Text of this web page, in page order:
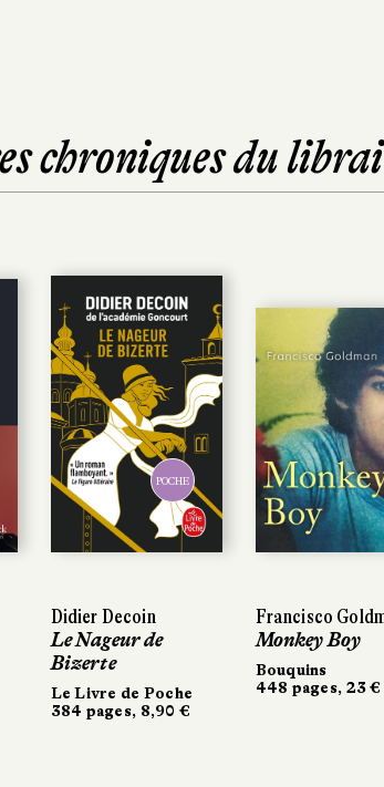
chroniques du
POCHE
Didier Decoin
Le Nageur de
Bizerte
Le Livre de Poche
384 pages, 8,90 €
Francisco
Monkey Boy
Bouquins
448 pages, 23 €